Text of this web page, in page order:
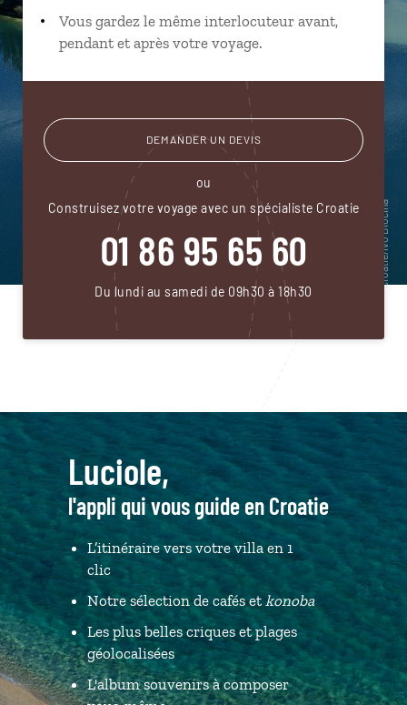
Vous gardez le même interlocuteur avant,
pendant et après votre voyage.
DEMANDER UN DEVIS
ou
Construisez votre voyage avec un spécialiste Croatie
01 86 95 65 60
Du lundi au samedi de 09h30 à 18h30
Luciole,
l'appli qui vous guide en Croatie
L’itinéraire vers votre villa en 1
clic
Notre sélection de cafés et konoba
Les plus belles criques et plages
géolocalisées
L'album souvenirs à composer